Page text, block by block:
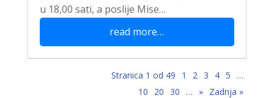
u 18,00 sati, a poslije Mise…
read more…
Stranica 1 od 49 1 2 3 4 5
…
10
20 30 … » Zadnja »